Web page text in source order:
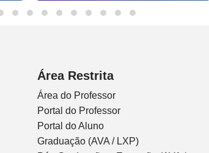
Área Restrita
Área do Professor
Portal do Professor
Portal do Aluno
Graduação (AVA / LXP)